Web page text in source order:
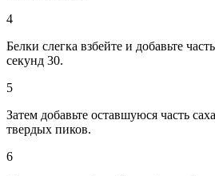
4
Белки слегка взбейте и добавьте
секунд 30.
5
Затем добавьте оставшуюся часть
твердых пиков.
6